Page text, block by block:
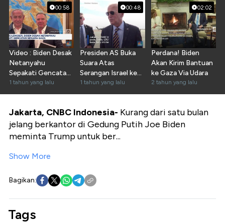
00:58
Video : Biden Desak
Netanyahu
Sepakati Gencatan
Senjata Gaza
1 tahun yang lalu
00:48
Presiden AS Buka
Suara Atas
Serangan Israel ke
Iran
1 tahun yang lalu
02:02
Perdana! Biden
Akan Kirim Bantuan
ke Gaza Via Udara
2 tahun yang lalu
Jakarta, CNBC Indonesia- Kurang dari satu bulan
jelang berkantor di Gedung Putih Joe Biden
meminta Trump untuk ber...
Show More
Bagikan:
Tags